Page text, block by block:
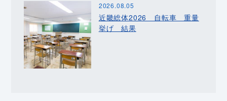
2026.08.05
近畿総体2026 自転車 重量
挙げ 結果